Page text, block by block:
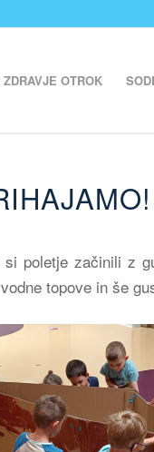
OTROK
poletje začinili z
topove in še